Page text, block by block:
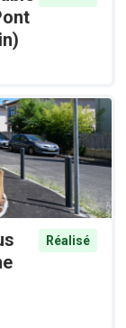
Réalisé